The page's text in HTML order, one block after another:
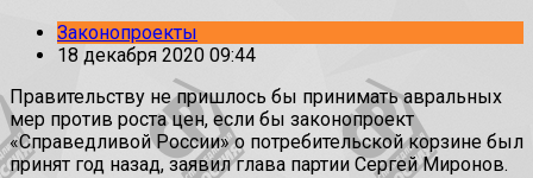
Законопроекты
18 декабря 2020 09:44
Правительству не пришлось бы принимать авральных
мер против роста цен, если бы законопроект
«Справедливой России» о потребительской корзине был
принят год назад, заявил глава партии Сергей Миронов.